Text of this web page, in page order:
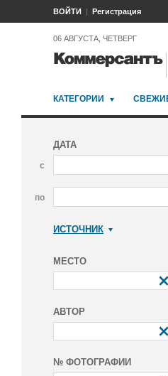
ВОЙТИ Регистрация
06 АВГУСТА, ЧЕТВЕРГ
КАТЕГОРИИ
ДАТА
с
по
ИСТОЧНИК
МЕСТО
АВТОР
№ ФОТОГРАФИИ